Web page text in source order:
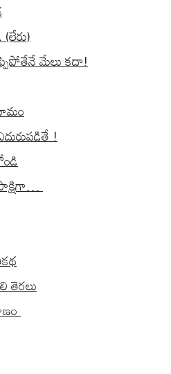
మేలు కదా!
!
తెరలు